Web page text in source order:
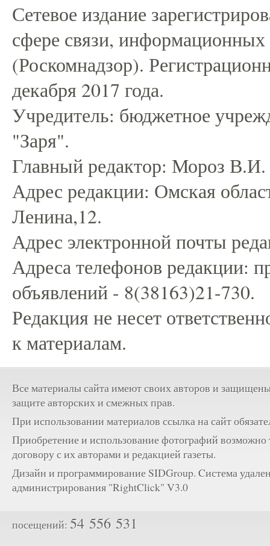
Сетевое издание
сфере связи,
(Роскомнадзор).
декабря 2017 года.
Учредитель: бюджетное
"Заря".
Главный редактор: Мороз В.И.
Адрес редакции: Омская
Ленина,12.
Адрес электронной почты
Адреса телефонов редакции:
объявлений - 8(38163)21-730.
Редакция не несет
к материалам.
Все материалы сайта имеют своих авторов и
защите авторских и смежных прав.
При использовании материалов ссылка на сайт
Приобретение и использование фотографий возможно
договору с их авторами и редакцией газеты.
Дизайн и программирование SIDGroup. Cистема
администрирования "RightClick" V3.0
посещений: 54 556 531